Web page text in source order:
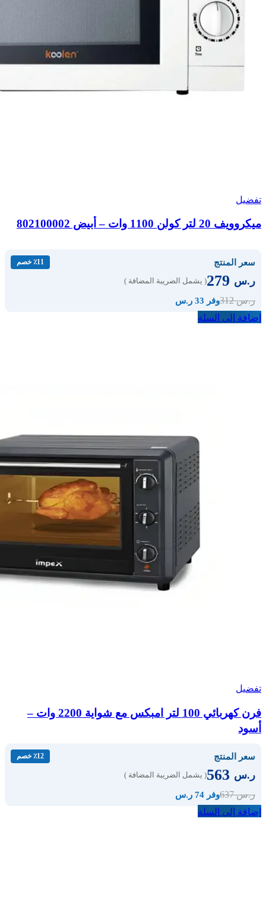
تفضيل
ميكروويف 20 لتر كولن 1100 وات – أبيض 802100002
سعر المنتج ٪11 خصم
ر.س ( يشمل الضريبة المضافة )
ر.س312 وفر 33 ر.س
إضافة إلى السلة
تفضيل
فرن كهربائي 100 لتر امبكس مع شواية 2200 وات –
أسود
سعر المنتج ٪12 خصم
ر.س ( يشمل الضريبة المضافة )
ر.س637 وفر 74 ر.س
إضافة إلى السلة